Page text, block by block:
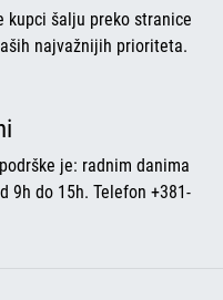
kupci šalju preko stranice
najvažnijih prioriteta.
je: radnim danima
9h do 15h. Telefon +381-